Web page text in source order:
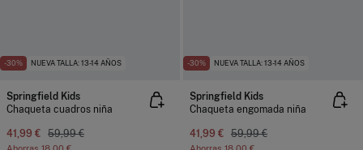
-30% NUEVA TALLA: 13-14 AÑOS
Springfield Kids
Chaqueta cuadros niña
41,99 € 59,99 €
-30% NUEVA TALLA: 13-14 AÑOS
Springfield Kids
Chaqueta engomada niña
41,99 € 59,99 €